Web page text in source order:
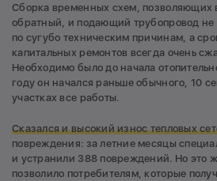
Сборка временных схем, позволяющих
обратный, и подающий трубопровод не
по сугубо техническим причинам, а
капитальных ремонтов всегда очень
Необходимо было до начала
году он начался раньше обычного, 10
участках все работы.
Сказался и высокий износ тепловых
повреждения: за летние месяцы
и устранили 388 повреждений. Но это
позволило потребителям, которые